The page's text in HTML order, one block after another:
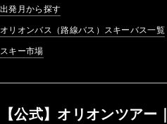
出発月から探す
オリオンバス（路線バス）スキーバス一覧
スキー市場
【公式】オリオンツアー